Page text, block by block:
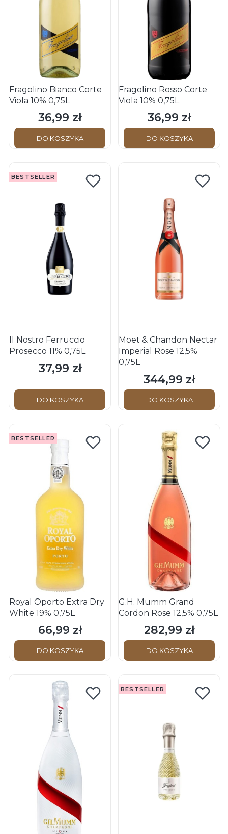
Fragolino Bianco Corte
Viola 10% 0,75L
Cena
36,99 zł
DO KOSZYKA
Fragolino Rosso Corte
Viola 10% 0,75L
Cena
36,99 zł
DO KOSZYKA
BESTSELLER
Il Nostro Ferruccio
Prosecco 11% 0,75L
Cena
37,99 zł
DO KOSZYKA
Moet & Chandon Nectar
Imperial Rose 12,5%
0,75L
Cena
344,99 zł
DO KOSZYKA
BESTSELLER
Royal Oporto Extra Dry
White 19% 0,75L
Cena
66,99 zł
DO KOSZYKA
G.H. Mumm Grand
Cordon Rose 12,5% 0,75L
Cena
282,99 zł
DO KOSZYKA
BESTSELLER